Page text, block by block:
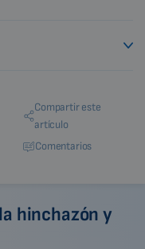
Compartir este
artículo
Comentarios
hinchazón y